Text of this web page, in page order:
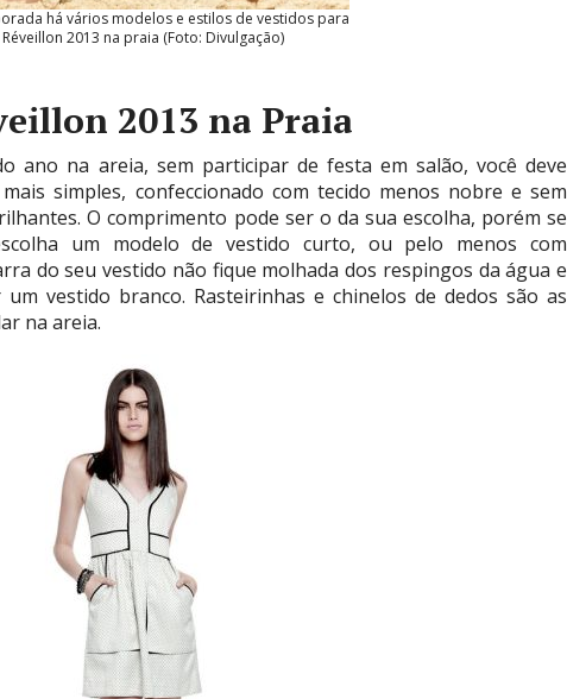
há vários modelos e estilos de vestidos para
2013 na praia (Foto: Divulgação)
2013 na Praia
ano na areia, sem participar de festa em salão, você deve
simples, confeccionado com tecido menos nobre e sem
O comprimento pode ser o da sua escolha, porém se
um modelo de vestido curto, ou pelo menos com
do seu vestido não fique molhada dos respingos da água e
vestido branco. Rasteirinhas e chinelos de dedos são as
na areia.